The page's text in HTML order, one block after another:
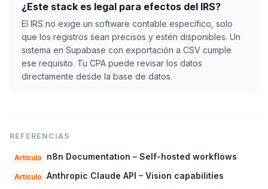
¿Este stack es legal para efectos del IRS?
El IRS no exige un software contable específico, solo
que los registros sean precisos y estén disponibles. Un
sistema en Supabase con exportación a CSV cumple
ese requisito. Tu CPA puede revisar los datos
directamente desde la base de datos.
REFERENCIAS
Artículo n8n Documentation – Self-hosted workflows
Artículo Anthropic Claude API – Vision capabilities